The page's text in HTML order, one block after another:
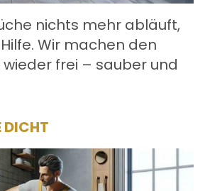
nichts mehr abläuft,
Wir machen den
frei – sauber und
DICHT